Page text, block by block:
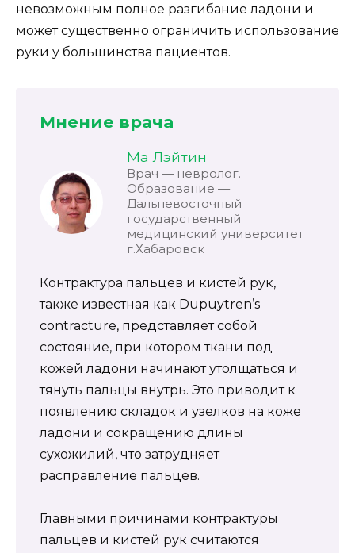
невозможным полное разгибание ладони и
может существенно ограничить использование
руки у большинства пациентов.
Мнение врача
Ма Лэйтин
Врач — невролог.
Образование —
Дальневосточный
государственный
медицинский университет
г.Хабаровск
Контрактура пальцев и кистей рук,
также известная как Dupuytren’s
contracture, представляет собой
состояние, при котором ткани под
кожей ладони начинают утолщаться и
тянуть пальцы внутрь. Это приводит к
появлению складок и узелков на коже
ладони и сокращению длины
сухожилий, что затрудняет
расправление пальцев.
Главными причинами контрактуры
пальцев и кистей рук считаются